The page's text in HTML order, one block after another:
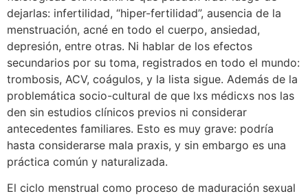
dejarlas: infertilidad, “hiper-fertilidad”, ausencia de la
menstruación, acné en todo el cuerpo, ansiedad,
depresión, entre otras. Ni hablar de los efectos
secundarios por su toma, registrados en todo el mundo:
trombosis, ACV, coágulos, y la lista sigue. Además de la
problemática socio-cultural de que lxs médicxs nos las
den sin estudios clínicos previos ni considerar
antecedentes familiares. Esto es muy grave: podría
hasta considerarse mala praxis, y sin embargo es una
práctica común y naturalizada.
El ciclo menstrual como proceso de maduración sexual